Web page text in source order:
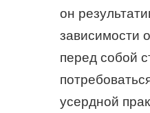
он
зависимости
перед собой
усердной